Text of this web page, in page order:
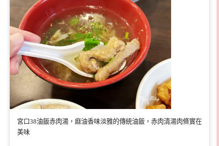
宮口38油飯赤肉湯，麻油香味淡雅的傳統油飯，赤肉清湯肉條實在
美味